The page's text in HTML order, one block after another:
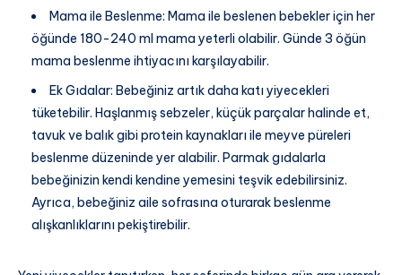
Mama ile Beslenme: Mama ile beslenen bebekler için her
öğünde 180-240 ml mama yeterli olabilir. Günde 3 öğün
mama beslenme ihtiyacını karşılayabilir.
Ek Gıdalar: Bebeğiniz artık daha katı yiyecekleri
tüketebilir. Haşlanmış sebzeler, küçük parçalar halinde et,
tavuk ve balık gibi protein kaynakları ile meyve püreleri
beslenme düzeninde yer alabilir. Parmak gıdalarla
bebeğinizin kendi kendine yemesini teşvik edebilirsiniz.
Ayrıca, bebeğiniz aile sofrasına oturarak beslenme
alışkanlıklarını pekiştirebilir.